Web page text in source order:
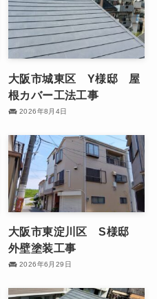
大阪市城東区 Y様邸 屋
根カバー工法工事
2026年8月4日
大阪市東淀川区 S様邸
外壁塗装工事
2026年6月29日